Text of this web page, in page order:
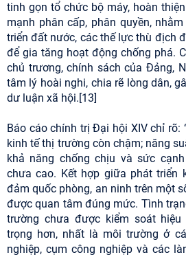
tinh gọn tổ chức bộ máy, hoàn
mạnh phân cấp, phân quyền,
triển đất nước, các thế lực thù địch
để gia tăng hoạt động chống phá.
chủ trương, chính sách của Đảng,
tâm lý hoài nghi, chia rẽ lòng dân,
dư luận xã hội.[13]
Báo cáo chính trị Đại hội XIV chỉ rõ:
kinh tế thị trường còn chậm; năng
khả năng chống chịu và sức
chưa cao. Kết hợp giữa phát triển
đảm quốc phòng, an ninh trên một
được quan tâm đúng mức. Tình
trường chưa được kiểm soát
trọng hơn, nhất là môi trường ở
nghiệp, cụm công nghiệp và các